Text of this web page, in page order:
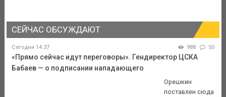
СЕЙЧАС ОБСУЖДАЮТ
Сегодня 14:37 988 50
«Прямо сейчас идут переговоры». Гендиректор ЦСКА
Бабаев — о подписании нападающего
Орешкин
поставлен сюда